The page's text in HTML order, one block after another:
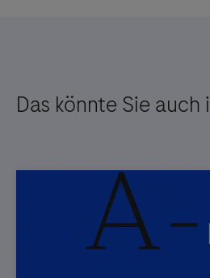
Das könnte Sie auch